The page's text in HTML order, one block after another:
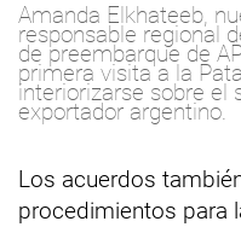
Amanda Elkhateeb,
responsable regional
de preembarque de
primera visita a la
interiorizarse sobre el
exportador argentino.
Los acuerdos
procedimientos para